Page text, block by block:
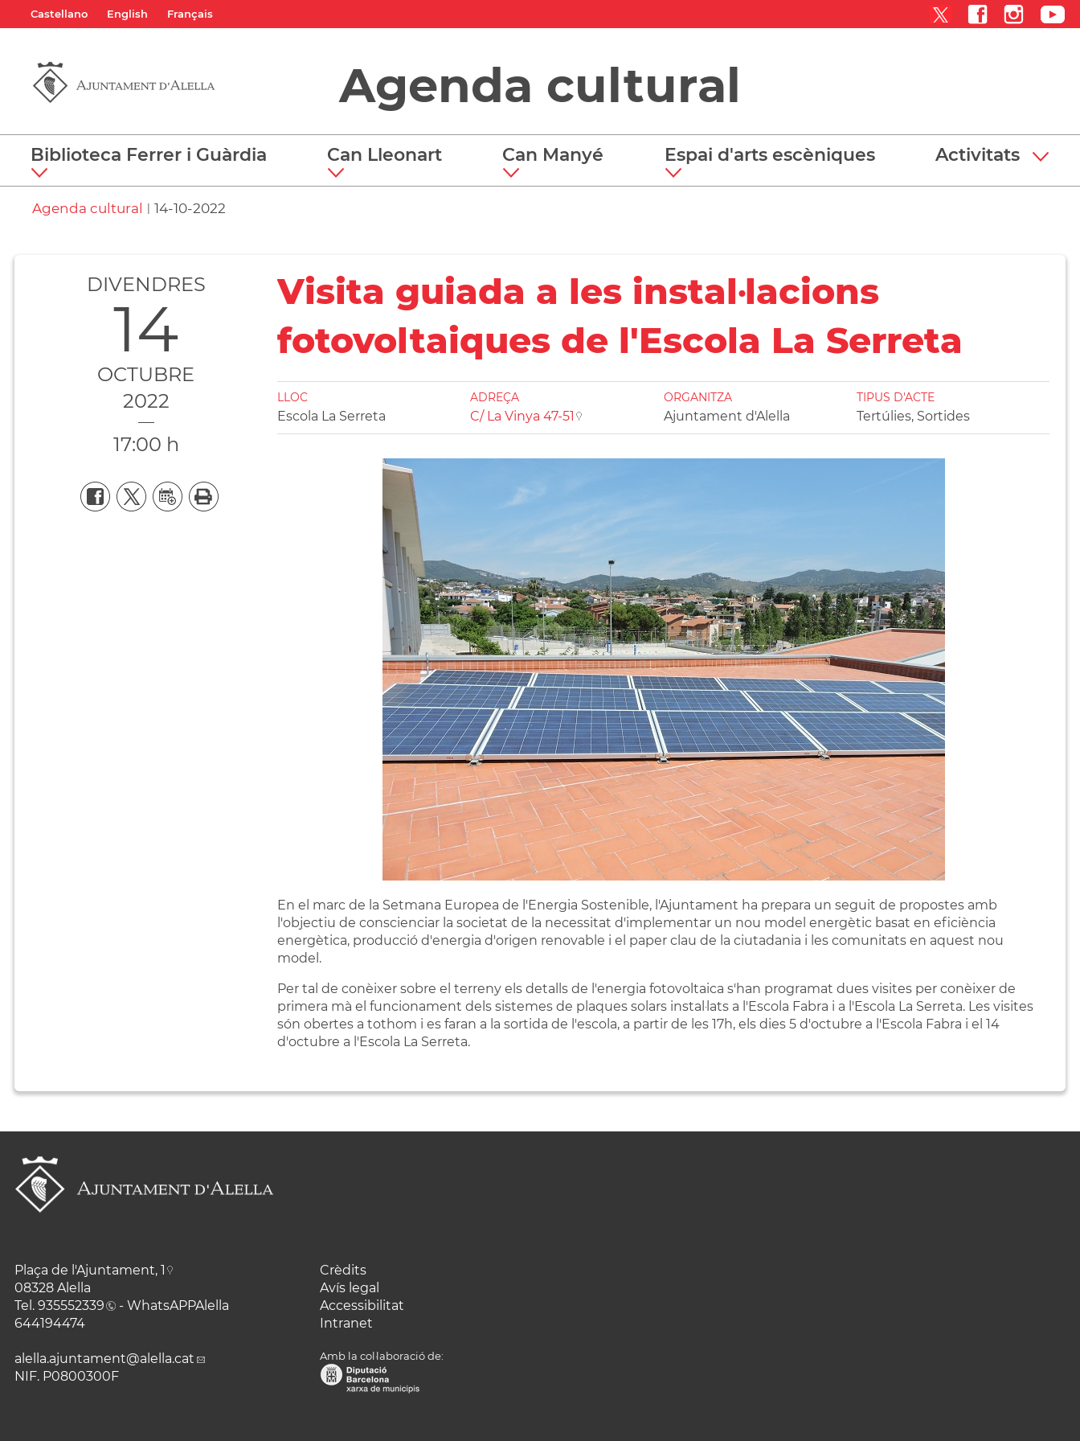
Castellano English Français
Agenda cultural
Biblioteca Ferrer i Guàrdia Can Lleonart Can Manyé Espai d'arts escèniques Activitats
Agenda cultural | 14-10-2022
DIVENDRES
14
OCTUBRE
2022
17:00 h
Visita guiada a les instal·lacions
fotovoltaiques de l'Escola La Serreta
LLOC
Escola La Serreta
ADREÇA
C/ La Vinya 47-51
ORGANITZA
Ajuntament d'Alella
TIPUS D'ACTE
Tertúlies, Sortides
En el marc de la Setmana Europea de l'Energia Sostenible, l'Ajuntament ha prepara un seguit de propostes amb
l'objectiu de conscienciar la societat de la necessitat d'implementar un nou model energètic basat en eficiència
energètica, producció d'energia d'origen renovable i el paper clau de la ciutadania i les comunitats en aquest nou
model.
Per tal de conèixer sobre el terreny els detalls de l'energia fotovoltaica s'han programat dues visites per conèixer de
primera mà el funcionament dels sistemes de plaques solars instal·lats a l'Escola Fabra i a l'Escola La Serreta. Les visites
són obertes a tothom i es faran a la sortida de l'escola, a partir de les 17h, els dies 5 d'octubre a l'Escola Fabra i el 14
d'octubre a l'Escola La Serreta.
Plaça de l'Ajuntament, 1
08328 Alella
Tel. 935552339
- WhatsAPPAlella
644194474
alella.ajuntament@alella.cat
NIF. P0800300F
Crèdits
Avís legal
Accessibilitat
Intranet
Amb la col·laboració de: